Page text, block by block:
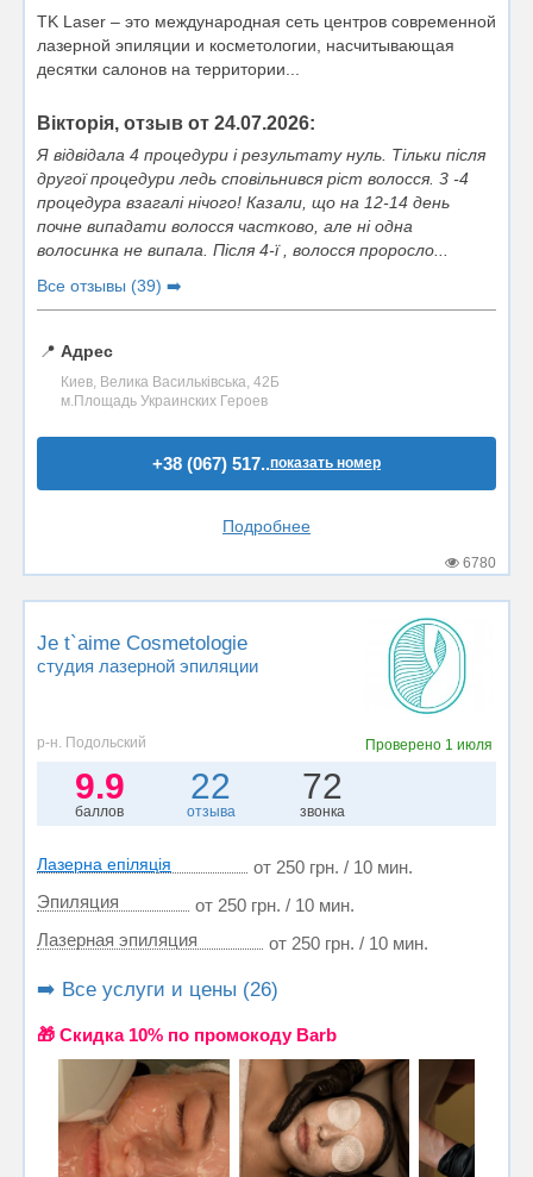
TK Laser – это международная сеть центров современной
лазерной эпиляции и косметологии, насчитывающая
десятки салонов на территории...
Вікторія, отзыв от 24.07.2026:
Я відвідала 4 процедури і результату нуль. Тільки після
другої процедури ледь сповільнився ріст волосся. 3 -4
процедура взагалі нічого! Казали, що на 12-14 день
почне випадати волосся частково, але ні одна
волосинка не випала. Після 4-ї , волосся проросло...
Все отзывы (39) ➡️
📍 Адрес
Киев, Велика Васильківська, 42Б
м.Площадь Украинских Героев
+38 (067) 517..показать номер
Подробнее
6780
Je t`aime Cosmetologie
студия лазерной эпиляции
р-н. Подольский Проверено 1 июля
9.9
баллов
22
отзыва
72
звонка
Лазерна епіляція
от 250 грн. / 10 мин.
Эпиляция
от 250 грн. / 10 мин.
Лазерная эпиляция
от 250 грн. / 10 мин.
➡️ Все услуги и цены (26)
🎁 Cкидка 10% по промокоду Barb